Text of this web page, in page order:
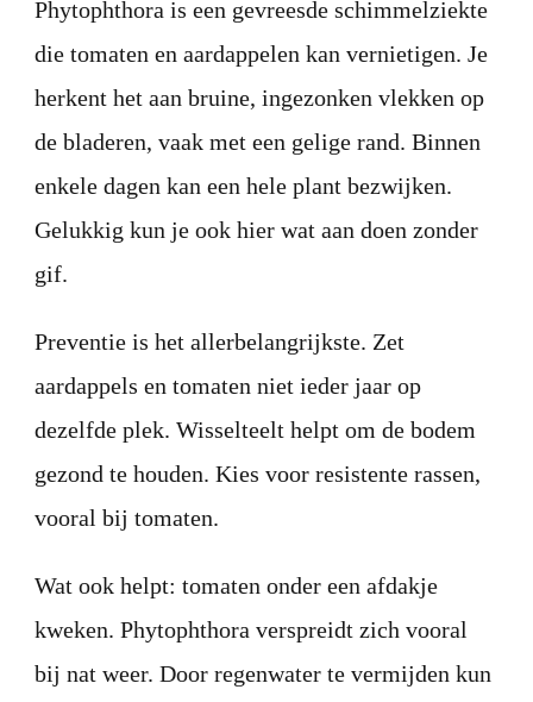
Phytophthora is een gevreesde schimmelziekte
die tomaten en aardappelen kan vernietigen. Je
herkent het aan bruine, ingezonken vlekken op
de bladeren, vaak met een gelige rand. Binnen
enkele dagen kan een hele plant bezwijken.
Gelukkig kun je ook hier wat aan doen zonder
gif.
Preventie is het allerbelangrijkste. Zet
aardappels en tomaten niet ieder jaar op
dezelfde plek. Wisselteelt helpt om de bodem
gezond te houden. Kies voor resistente rassen,
vooral bij tomaten.
Wat ook helpt: tomaten onder een afdakje
kweken. Phytophthora verspreidt zich vooral
bij nat weer. Door regenwater te vermijden kun